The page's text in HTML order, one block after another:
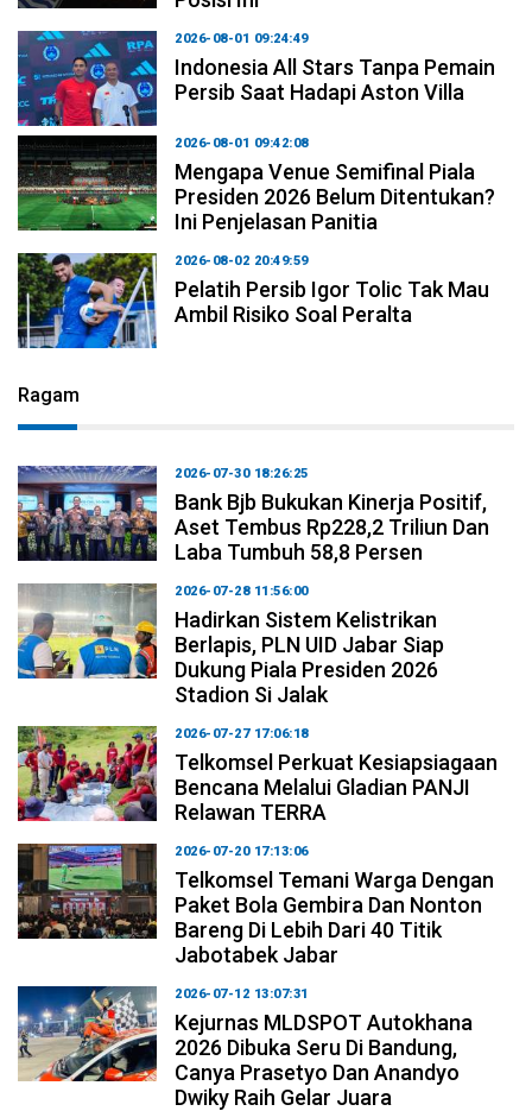
2026-08-01 09:24:49
Indonesia All Stars Tanpa Pemain
Persib Saat Hadapi Aston Villa
2026-08-01 09:42:08
Mengapa Venue Semifinal Piala
Presiden 2026 Belum Ditentukan?
Ini Penjelasan Panitia
2026-08-02 20:49:59
Pelatih Persib Igor Tolic Tak Mau
Ambil Risiko Soal Peralta
Ragam
2026-07-30 18:26:25
Bank Bjb Bukukan Kinerja Positif,
Aset Tembus Rp228,2 Triliun Dan
Laba Tumbuh 58,8 Persen
2026-07-28 11:56:00
Hadirkan Sistem Kelistrikan
Berlapis, PLN UID Jabar Siap
Dukung Piala Presiden 2026
Stadion Si Jalak
2026-07-27 17:06:18
Telkomsel Perkuat Kesiapsiagaan
Bencana Melalui Gladian PANJI
Relawan TERRA
2026-07-20 17:13:06
Telkomsel Temani Warga Dengan
Paket Bola Gembira Dan Nonton
Bareng Di Lebih Dari 40 Titik
Jabotabek Jabar
2026-07-12 13:07:31
Kejurnas MLDSPOT Autokhana
2026 Dibuka Seru Di Bandung,
Canya Prasetyo Dan Anandyo
Dwiky Raih Gelar Juara